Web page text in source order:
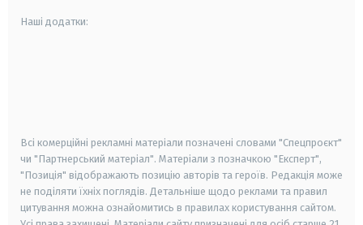
Наші додатки:
Всі комерційні рекламні матеріали позначені словами "Спецпроєкт"
чи "Партнерський матеріал". Матеріали з позначкою "Експерт",
"Позиція" відображають позицію авторів та героїв. Редакція може
не поділяти їхніх поглядів. Детальніше щодо реклами та правил
цитування можна ознайомитись в правилах користування сайтом.